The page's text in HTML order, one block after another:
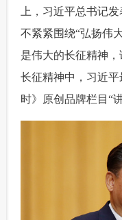
科技 能
图片 视
旅游 健
摄
上，习近平总书记
不紧紧围绕“弘扬伟
是伟大的长征精神
长征精神中，习近
时》原创品牌栏目“